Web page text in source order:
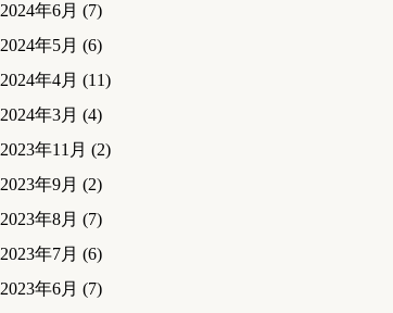
2024年6月 (7)
2024年5月 (6)
2024年4月 (11)
2024年3月 (4)
2023年11月 (2)
2023年9月 (2)
2023年8月 (7)
2023年7月 (6)
2023年6月 (7)